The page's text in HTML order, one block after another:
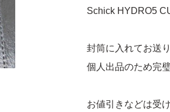
Schick HYDRO5
封筒に入れてお送
個人出品のため完
お値引きなどは受